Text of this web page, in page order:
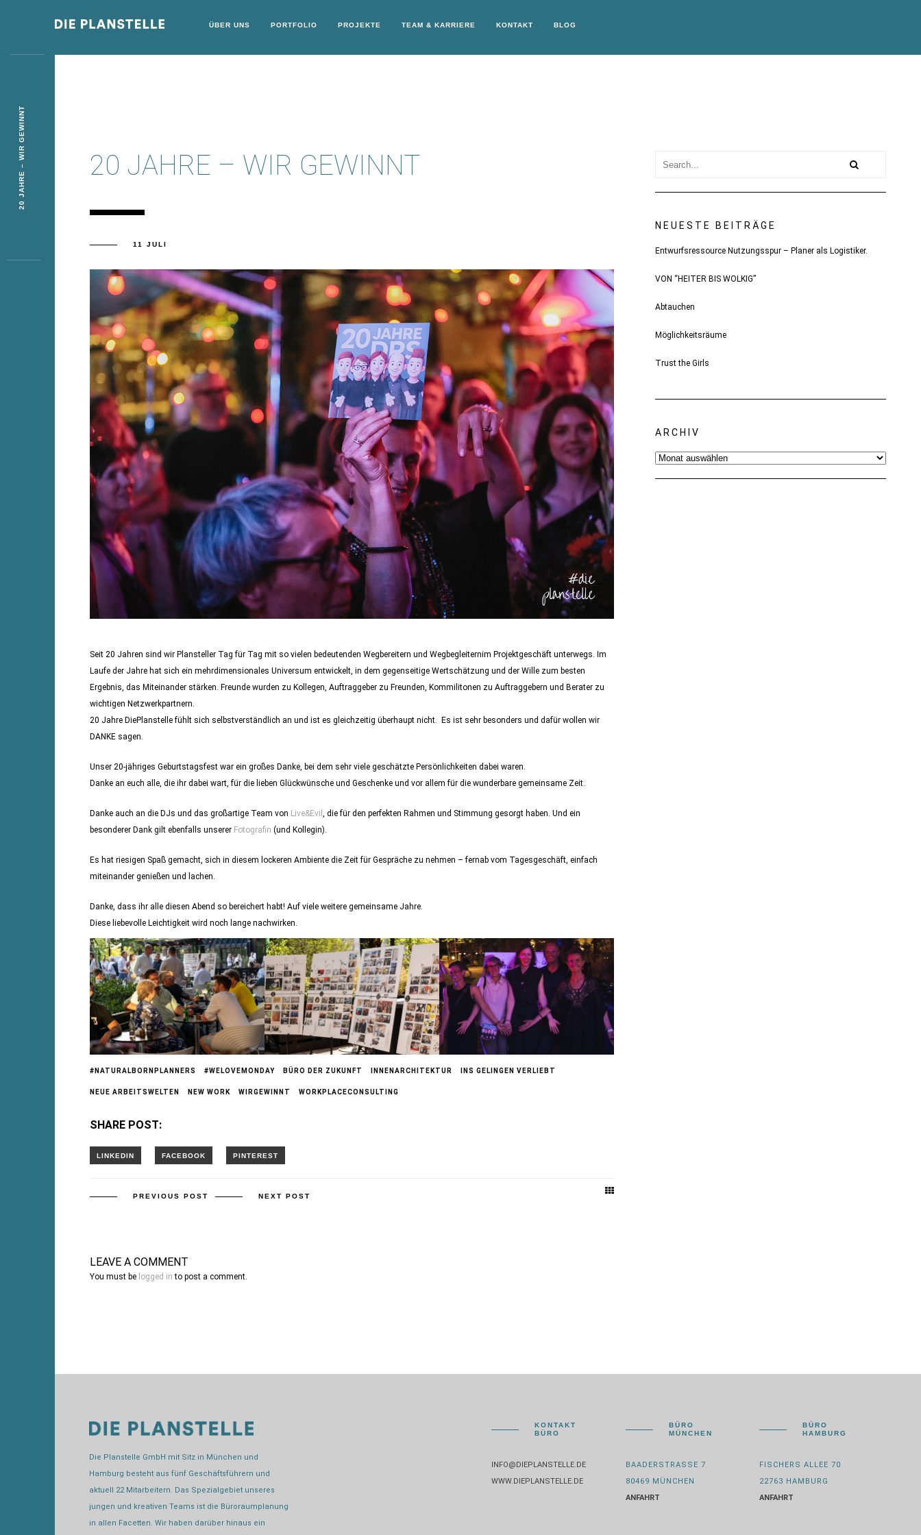
ÜBER UNS PORTFOLIO PROJEKTE TEAM & KARRIERE KONTAKT BLOG
20 JAHRE – WIR GEWINNT
11 JULI
Seit 20 Jahren sind wir Plansteller Tag für Tag mit so vielen bedeutenden Wegbereitern und Wegbegleiternim Projektgeschäft unterwegs. Im
Laufe der Jahre hat sich ein mehrdimensionales Universum entwickelt, in dem gegenseitige Wertschätzung und der Wille zum besten
Ergebnis, das Miteinander stärken. Freunde wurden zu Kollegen, Auftraggeber zu Freunden, Kommilitonen zu Auftraggebern und Berater zu
wichtigen Netzwerkpartnern.
20 Jahre DiePlanstelle fühlt sich selbstverständlich an und ist es gleichzeitig überhaupt nicht. Es ist sehr besonders und dafür wollen wir
DANKE sagen.
Unser 20-jähriges Geburtstagsfest war ein großes Danke, bei dem sehr viele geschätzte Persönlichkeiten dabei waren.
Danke an euch alle, die ihr dabei wart, für die lieben Glückwünsche und Geschenke und vor allem für die wunderbare gemeinsame Zeit.
Danke auch an die DJs und das großartige Team von Live&Evil , die für den perfekten Rahmen und Stimmung gesorgt haben. Und ein
besonderer Dank gilt ebenfalls unserer Fotografin (und Kollegin).
Es hat riesigen Spaß gemacht, sich in diesem lockeren Ambiente die Zeit für Gespräche zu nehmen – fernab vom Tagesgeschäft, einfach
miteinander genießen und lachen.
Danke, dass ihr alle diesen Abend so bereichert habt! Auf viele weitere gemeinsame Jahre.
Diese liebevolle Leichtigkeit wird noch lange nachwirken.
#NATURALBORNPLANNERS #WELOVEMONDAY BÜRO DER ZUKUNFT INNENARCHITEKTUR INS GELINGEN VERLIEBT
NEUE ARBEITSWELTEN NEW WORK WIRGEWINNT WORKPLACECONSULTING
SHARE POST:
PREVIOUS POST NEXT POST
LEAVE A COMMENT
You must be logged in to post a comment.
NEUESTE BEITRÄGE
Entwurfsressource Nutzungsspur – Planer als Logistiker.
VON “HEITER BIS WOLKIG”
Abtauchen
Möglichkeitsräume
Trust the Girls
ARCHIV
Archiv
Die Planstelle GmbH mit Sitz in München und
Hamburg besteht aus fünf Geschäftsführern und
aktuell 22 Mitarbeitern. Das Spezialgebiet unseres
jungen und kreativen Teams ist die Büroraumplanung
in allen Facetten. Wir haben darüber hinaus ein
KONTAKT
BÜRO
INFO@DIEPLANSTELLE.DE
WWW.DIEPLANSTELLE.DE
BÜRO
MÜNCHEN
BAADERSTRASSE 7
80469 MÜNCHEN
ANFAHRT
BÜRO
HAMBURG
FISCHERS ALLEE 70
22763 HAMBURG
ANFAHRT
20 JAHRE – WIR GEWINNT